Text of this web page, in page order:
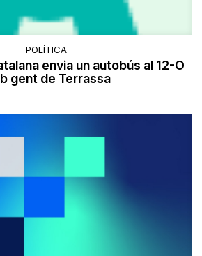
POLÍTICA
envia un autobús al 12-O
gent de Terrassa